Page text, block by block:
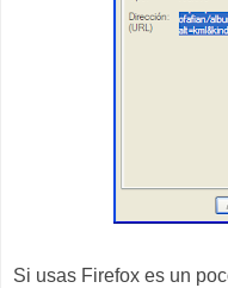
Si usas Firefox es un